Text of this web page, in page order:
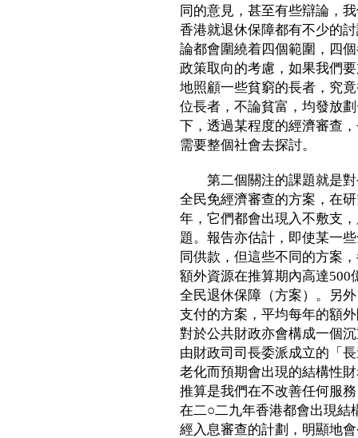
同的意見，甚至有些辯論，
香港就退休保障都有不少的
論都會圍繞着四個範圍，四
政策取向的考慮，如果我們
地照顧一些貧窮的長者，究
位長者，不論貧富，均發放
下，透過某程度的經濟審查
需要整個社會去探討。
第二個關注的課題就是對
全民免經濟審查的方案，在
年，它們都會出現入不敷支
題。報告亦估計，即使某一
同供款，但這些不同的方案
額外資源在推算期內高達500
全民退休保障（方案）。另
支付的方案，平均每年的額
對於公共財政亦會構成一個
由財政司司長委派成立的「
老化而預期會出現的結構性
推算是我們在不改善任何服
在二○二九年香港都會出現結
經入息審查的計劃，明顯地